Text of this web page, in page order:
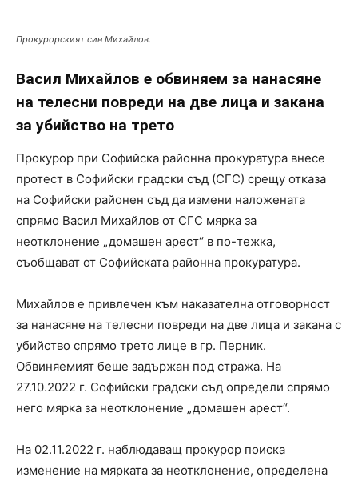
Прокурорският син Михайлов.
Васил Михайлов е обвиняем за нанасяне
на телесни повреди на две лица и закана
за убийство на трето
Прокурор при Софийска районна прокуратура внесе
протест в Софийски градски съд (СГС) срещу отказа
на Софийски районен съд да измени наложената
спрямо Васил Михайлов от СГС мярка за
неотклонение „домашен арест“ в по-тежка,
съобщават от Софийската районна прокуратура.
Михайлов е привлечен към наказателна отговорност
за нанасяне на телесни повреди на две лица и закана с
убийство спрямо трето лице в гр. Перник.
Обвиняемият беше задържан под стража. На
27.10.2022 г. Софийски градски съд определи спрямо
него мярка за неотклонение „домашен арест“.
На 02.11.2022 г. наблюдаващ прокурор поиска
изменение на мярката за неотклонение, определена